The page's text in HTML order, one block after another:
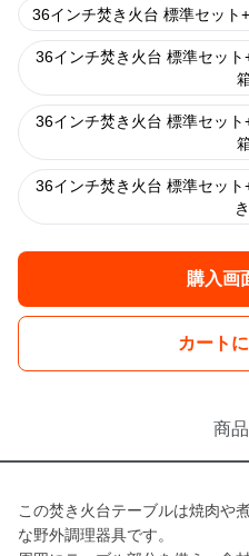
36インチ焚き火台 標準セット
36インチ焚き火台 標準セッ
36インチ焚き火台 標準セッ
36インチ焚き火台 標準セッ
購入画
カート
商
この焚き火台テーブルは焼肉や
な野外調理器具です。